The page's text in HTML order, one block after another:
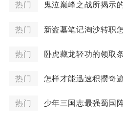
热门
热门
热门 卧虎藏龙轻功的领取
热门
热门